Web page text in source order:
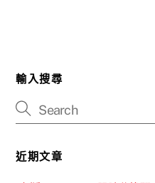
輸入搜尋
近期文章